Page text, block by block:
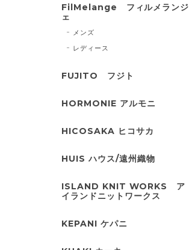
FilMelange フィルメランジ
ェ
メンズ
レディース
FUJITO フジト
HORMONIE アルモニ
HICOSAKA ヒコサカ
HUIS ハウス/遠州織物
ISLAND KNIT WORKS ア
イランドニットワークス
KEPANI ケパニ